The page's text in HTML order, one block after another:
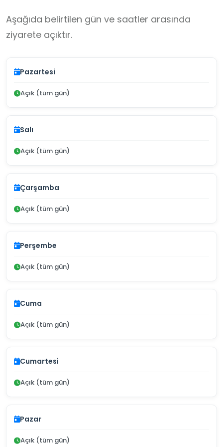
Aşağıda belirtilen gün ve saatler arasında
ziyarete açıktır.
Pazartesi
Açık (tüm gün)
Salı
Açık (tüm gün)
Çarşamba
Açık (tüm gün)
Perşembe
Açık (tüm gün)
Cuma
Açık (tüm gün)
Cumartesi
Açık (tüm gün)
Pazar
Açık (tüm gün)